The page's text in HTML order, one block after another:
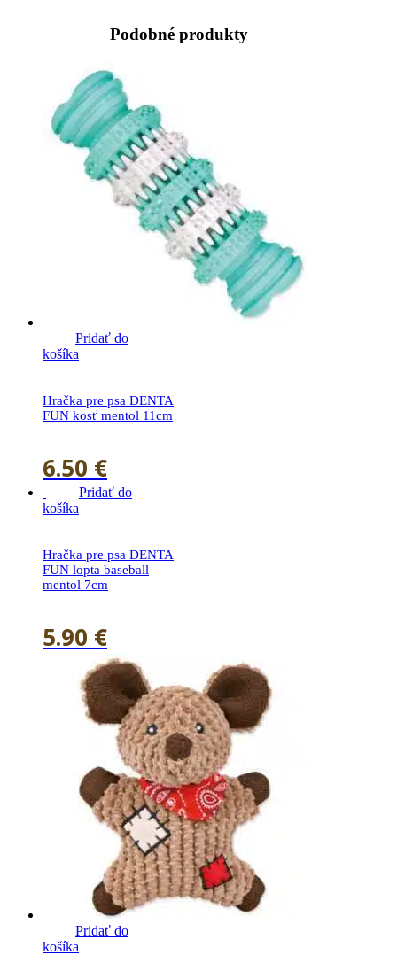
Podobné produkty
Pridať do
košíka
Hračka pre psa DENTA
FUN kosť mentol 11cm
6.50 €
Pridať do
košíka
Hračka pre psa DENTA
FUN lopta baseball
mentol 7cm
5.90 €
Pridať do
košíka